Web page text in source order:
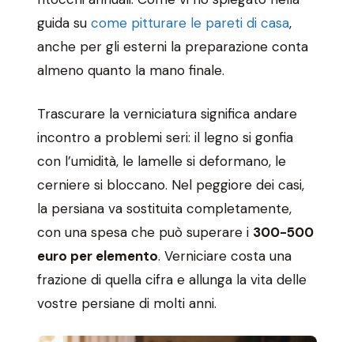
guida su come pitturare le pareti di casa,
anche per gli esterni la preparazione conta
almeno quanto la mano finale.
Trascurare la verniciatura significa andare
incontro a problemi seri: il legno si gonfia
con l’umidità, le lamelle si deformano, le
cerniere si bloccano. Nel peggiore dei casi,
la persiana va sostituita completamente,
con una spesa che può superare i 300-500
euro per elemento. Verniciare costa una
frazione di quella cifra e allunga la vita delle
vostre persiane di molti anni.